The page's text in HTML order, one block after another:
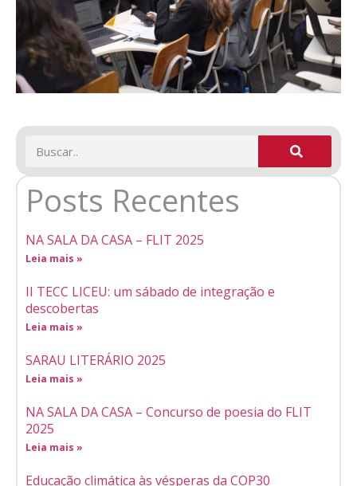
Posts Recentes
NA SALA DA CASA – FLIT 2025
Leia mais »
II TECC LICEU: um sábado de integração e
descobertas
Leia mais »
SARAU LITERÁRIO 2025
Leia mais »
NA SALA DA CASA – Concurso de poesia do FLIT
2025
Leia mais »
Educação climática às vésperas da COP30